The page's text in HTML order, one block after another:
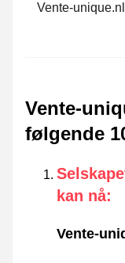
Vente-
Vente-
følgende
kan nå:
Vente-